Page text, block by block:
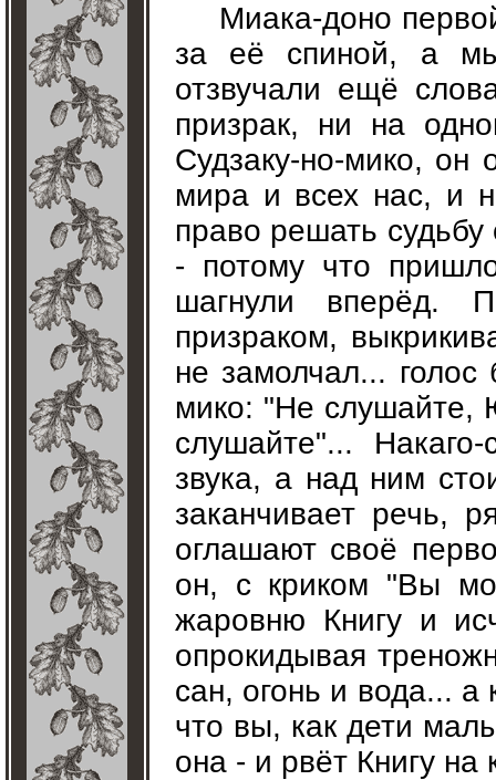
Миака-доно
за её спиной, а
отзвучали ещё
призрак, ни на
Судзаку-но-мико, он
мира и всех нас, и
право решать
- потому что
шагнули вперёд.
призраком,
не замолчал...
мико: "Не слушайте,
слушайте"...
звука, а над ним
заканчивает речь,
оглашают своё
он, с криком "Вы
жаровню Книгу и
опрокидывая
сан, огонь и вода... а
что вы, как дети
она - и рвёт Книгу на